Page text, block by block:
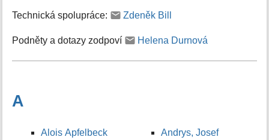
Technická spolupráce: Zdeněk Bill
Podněty a dotazy zodpoví Helena Durnová
A
Alois Apfelbeck
Andrys, Josef